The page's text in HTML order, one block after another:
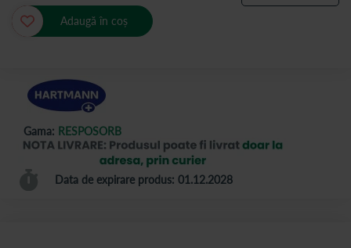
Gama: RESPOSORB
Data de expirare produs: 01.12.2028
Adaugă în coș